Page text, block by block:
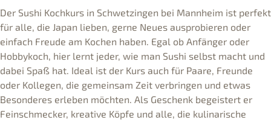
Der Sushi Kochkurs in Schwetzingen bei Mannheim ist perfekt
für alle, die Japan lieben, gerne Neues ausprobieren oder
einfach Freude am Kochen haben. Egal ob Anfänger oder
Hobbykoch, hier lernt jeder, wie man Sushi selbst macht und
dabei Spaß hat. Ideal ist der Kurs auch für Paare, Freunde
oder Kollegen, die gemeinsam Zeit verbringen und etwas
Besonderes erleben möchten. Als Geschenk begeistert er
Feinschmecker, kreative Köpfe und alle, die kulinarische